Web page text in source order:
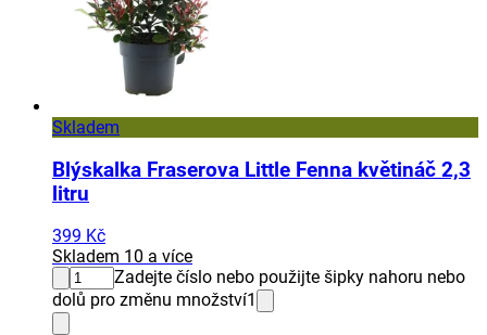
Skladem
Blýskalka Fraserova Little Fenna květináč 2,3
litru
399 Kč
Skladem 10 a více
Zadejte číslo nebo použijte šipky nahoru nebo
dolů pro změnu množství1